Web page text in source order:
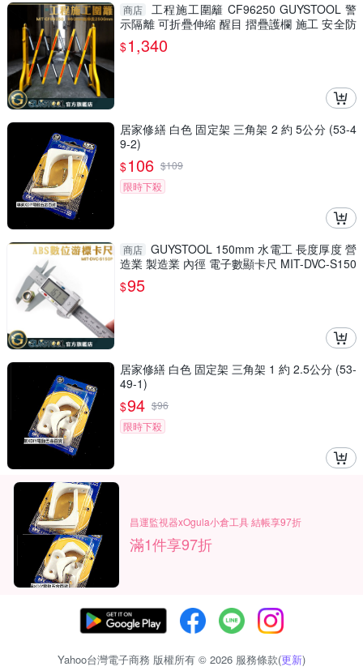
商店
工程施工圍籬 CF96250 GUYSTOOL 警
示隔離 可折疊伸縮 醒目 摺疊護欄 施工 安全防
護圍欄 室內裝潢
$1,340
居家修繕 白色 固定架 三角架 2 約 5公分 (53-4
9-2)
$106 $109
限時下殺
商店 GUYSTOOL 150mm 水電工 長度厚度 營
造業 製造業 內徑 電子數顯卡尺 MIT-DVC-S150
P 防潑水 廠房
$95
居家修繕 白色 固定架 三角架 1 約 2.5公分 (53-
49-1)
$94 $96
限時下殺
昌運監視器xOgula小倉工具 結帳享97折
滿1件享97折
Yahoo台灣電子商務 版權所有 © 2026 服務條款(更新)